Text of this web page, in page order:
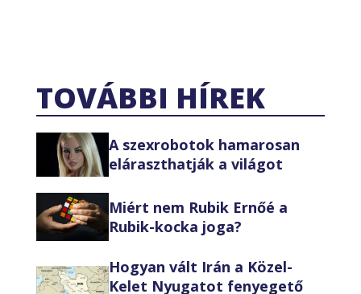
TOVÁBBI HÍREK
A szexrobotok hamarosan
eláraszthatják a világot
Miért nem Rubik Ernőé a
Rubik-kocka joga?
Hogyan vált Irán a Közel-
Kelet Nyugatot fenyegető